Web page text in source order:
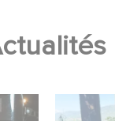
le
Le